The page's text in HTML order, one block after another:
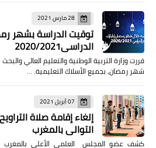
28 مارس 2021
توقيت الدراسة بشهر
الدراسي2020/2021
قررت وزارة التربية الوطنية والتعليم العالي
شهر رمضان، بجميع الأسلاك التعليمية. …
07 أبريل 2021
إلغاء إقامة صلاة
التوالي بالمغرب
كشف عضو المجلس العلمي الأعلى بالمغرب